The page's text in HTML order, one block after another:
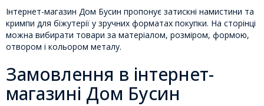
Інтернет-магазин Дом Бусин пропонує затискні намистини та
кримпи для біжутерії у зручних форматах покупки. На сторінці
можна вибирати товари за матеріалом, розміром, формою,
отвором і кольором металу.
Замовлення в інтернет-
магазині Дом Бусин